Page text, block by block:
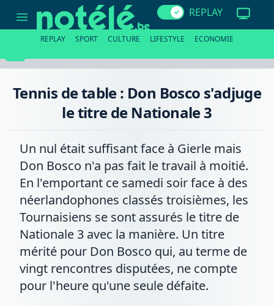
table
s'adjuge
REPLAY
REPLAY SPORT CULTURE LIFESTYLE ECONOMIE
Tennis de table : Don Bosco s'adjuge
le titre de Nationale 3
Un nul était suffisant face à Gierle mais
Don Bosco n'a pas fait le travail à moitié.
En l'emportant ce samedi soir face à des
néerlandophones classés troisièmes, les
Tournaisiens se sont assurés le titre de
Nationale 3 avec la manière. Un titre
mérité pour Don Bosco qui, au terme de
vingt rencontres disputées, ne compte
pour l'heure qu'une seule défaite.